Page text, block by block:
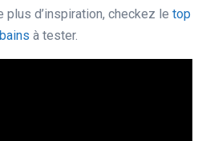
d’inspiration, checkez le top
à tester.